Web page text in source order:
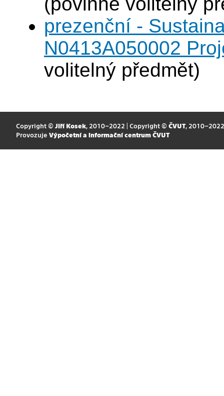
prezenční -
N0413A050002
volitelný předmět)
Copyright © Jiří Kosek, 2010–2022 | Copyright © ČVUT, 2010–2022
Provozuje Výpočetní a informační centrum ČVUT